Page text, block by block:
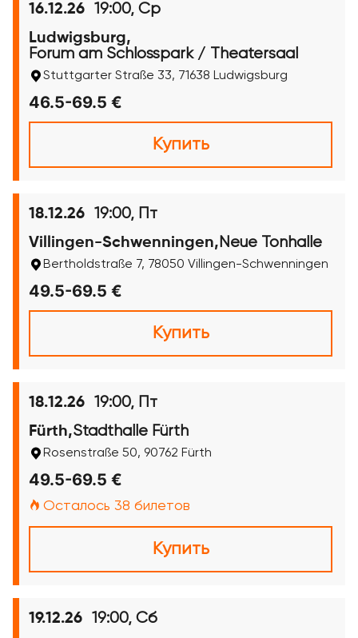
16.12.26 19:00, Ср
Ludwigsburg,
Forum am Schlosspark / Theatersaal
Stuttgarter Straße 33, 71638 Ludwigsburg
46.5-69.5 €
Купить
18.12.26 19:00, Пт
Villingen-Schwenningen, Neue Tonhalle
Bertholdstraße 7, 78050 Villingen-Schwenningen
49.5-69.5 €
Купить
18.12.26 19:00, Пт
Fürth,Stadthalle Fürth
Rosenstraße 50, 90762 Fürth
49.5-69.5 €
Осталось 38 билетов
Купить
19.12.26 19:00, Сб